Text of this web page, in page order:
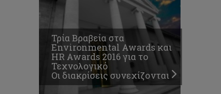
Τρία Βραβεία στα
Environmental Awards και
HR Awards 2016 για το
Τεχνολογικό
Οι διακρίσεις συνεχίζονται
Τεχνολογικό
Πανεπιστήμιο
Κύπρου,
το
Πανεπιστήμιο
της
καρδιάς
μας!